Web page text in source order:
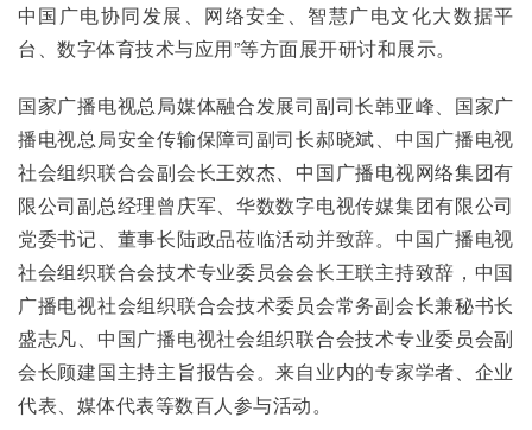
中国广电协同发展、网络安全、智慧广电文化大数据平
台、数字体育技术与应用”等方面展开研讨和展示。
国家广播电视总局媒体融合发展司副司长韩亚峰、国家广
播电视总局安全传输保障司副司长郝晓斌、中国广播电视
社会组织联合会副会长王效杰、中国广播电视网络集团有
限公司副总经理曾庆军、华数数字电视传媒集团有限公司
党委书记、董事长陆政品莅临活动并致辞。中国广播电视
社会组织联合会技术专业委员会会长王联主持致辞，中国
广播电视社会组织联合会技术委员会常务副会长兼秘书长
盛志凡、中国广播电视社会组织联合会技术专业委员会副
会长顾建国主持主旨报告会。来自业内的专家学者、企业
代表、媒体代表等数百人参与活动。